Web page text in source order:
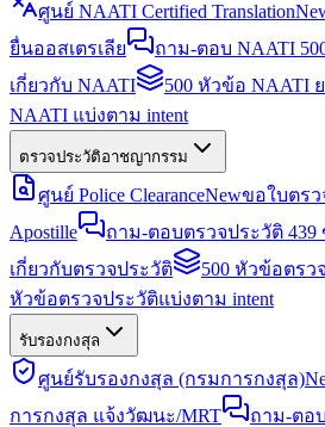
ศูนย์ NAATI Certified Translation
ยื่นออสเตรเลีย
ถาม-ตอบ NAATI
เกี่ยวกับ NAATI
500 หัวข้อ NAATI
NAATI แบ่งตาม intent
ตรวจประวัติอาชญากรรม
ศูนย์ Police ClearanceNewขอใบตร
Apostille
ถาม-ตอบตรวจประวัติ 439
เกี่ยวกับตรวจประวัติ
500 หัวข้อตรว
หัวข้อตรวจประวัติแบ่งตาม intent
รับรองกงสุล
ศูนย์รับรองกงสุล (กรมการกงสุล)
การกงสุล แจ้งวัฒนะ/MRT
ถาม-ตอ